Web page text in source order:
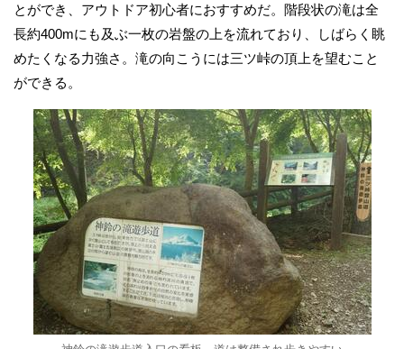
とができ、アウトドア初心者におすすめだ。階段状の滝は全
長約400mにも及ぶ一枚の岩盤の上を流れており、しばらく眺
めたくなる力強さ。滝の向こうには三ツ峠の頂上を望むこと
ができる。